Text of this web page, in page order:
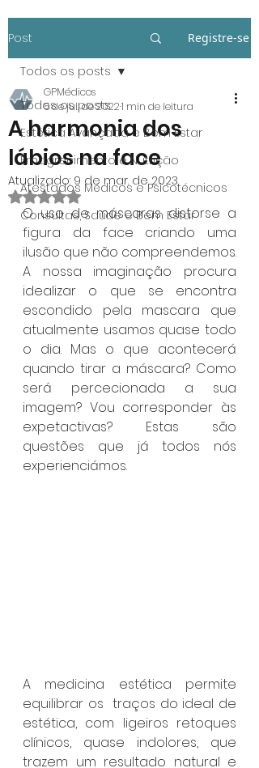
Post Registre-se
Todos os posts
Estética Avançada e Bem Estar
Emagrecimento e Nutrição
Atestados Médicos e Psicotécnicos
Consultas, Saúde e Bem Estar
Todos os posts
A harmonia dos
lábios na face
GPMédicos
5 de jul. de 20221 min de leitura
Atualizado: 9 de mar. de 2023
Avaliado com NaN de 5 estrelas.
O uso de máscaras distorse a
figura da face criando uma
ilusão que não compreendemos.
A nossa imaginação procura
idealizar o que se encontra
escondido pela mascara que
atualmente usamos quase todo
o dia. Mas o que acontecerá
quando tirar a máscara? Como
será percecionada a sua
imagem? Vou corresponder às
expetactivas? Estas são
questões que já todos nós
experienciámos.
A medicina estética permite
equilibrar os  traços do ideal de
estética, com ligeiros retoques
clínicos, quase indolores, que
trazem um resultado natural e